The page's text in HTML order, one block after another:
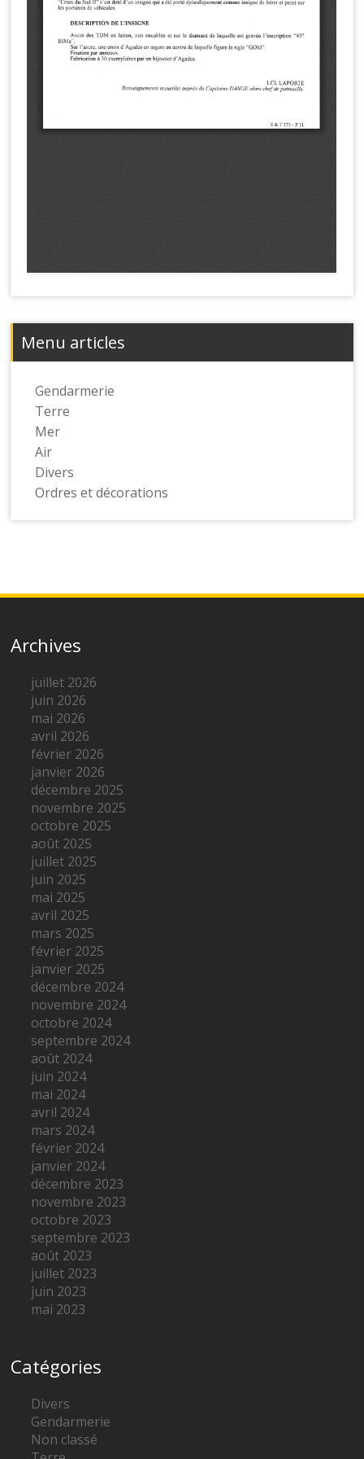
Menu articles
Gendarmerie
Terre
Mer
Air
Divers
Ordres et décorations
Archives
juillet 2026
juin 2026
mai 2026
avril 2026
février 2026
janvier 2026
décembre 2025
novembre 2025
octobre 2025
août 2025
juillet 2025
juin 2025
mai 2025
avril 2025
mars 2025
février 2025
janvier 2025
décembre 2024
novembre 2024
octobre 2024
septembre 2024
août 2024
juin 2024
mai 2024
avril 2024
mars 2024
février 2024
janvier 2024
décembre 2023
novembre 2023
octobre 2023
septembre 2023
août 2023
juillet 2023
juin 2023
mai 2023
Catégories
Divers
Gendarmerie
Non classé